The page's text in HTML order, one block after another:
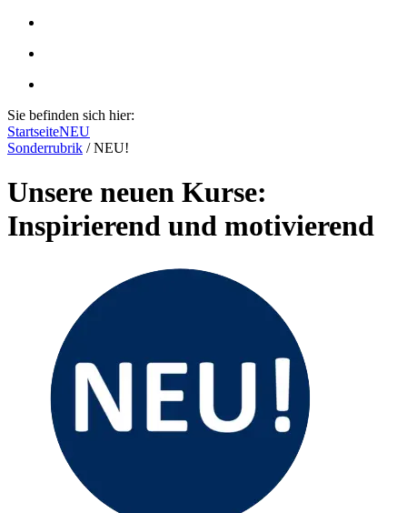
Sie befinden sich hier:
StartseiteNEU
Sonderrubrik /NEU!
Unsere neuen Kurse:
Inspirierend und motivierend